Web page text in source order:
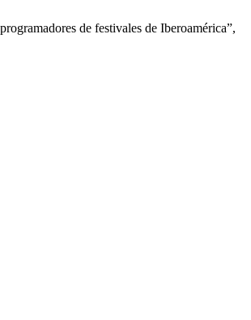
de festivales de Iberoamérica”,